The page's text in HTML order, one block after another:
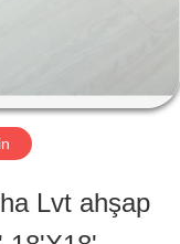
Lvt ahşap